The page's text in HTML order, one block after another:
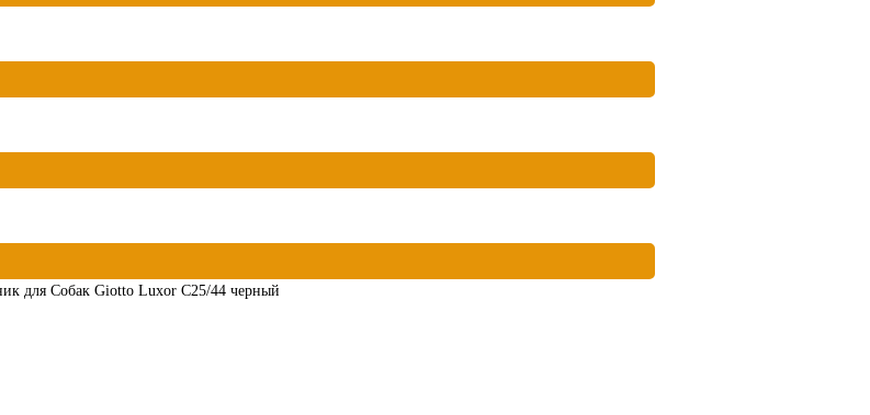
для Собак Giotto Luxor C25/44 черный